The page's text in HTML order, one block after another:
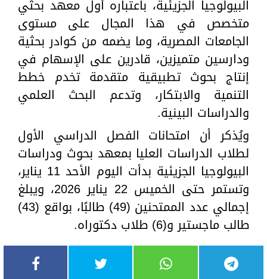
البيولوجيا الجزيئية، باعتباره أول معهد بحثي
متخصص في هذا المجال على مستوى
الجامعات المصرية، وما يضمه من كوادر بحثية
ودارسين متميزين، قادرين على الإسهام في
إنتاج بحوث تطبيقية متقدمة تخدم خطط
التنمية والابتكار، وتدعم البحث العلمي
والدراسات البينية.
ويُذكر أن امتحانات الفصل الدراسي الأول
لطلاب الدراسات العليا بمعهد بحوث ودراسات
البيولوجيا الجزيئية بدأت اليوم الأحد 11 يناير،
وتستمر حتى الخميس 22 يناير 2026، ويبلغ
إجمالي عدد الممتحنين (49) طالبًا، بواقع (43)
طالب ماجستير و(6) طلاب دكتوراه.